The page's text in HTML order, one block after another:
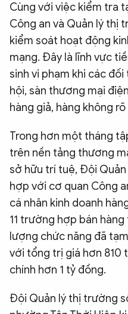
Cùng với việc kiểm tra
Công an và Quản lý thị
kiểm soát hoạt động
mạng. Đây là lĩnh vực
sinh vi phạm khi các
hội, sàn thương mại
hàng giả, hàng không
Trong hơn một tháng
trên nền tảng thương
sở hữu trí tuệ, Đội
hợp với cơ quan Công
cá nhân kinh doanh
11 trường hợp bán
lượng chức năng đã
với tổng trị giá hơn 810
chính hơn 1 tỷ đồng.
Đội Quản lý thị trường